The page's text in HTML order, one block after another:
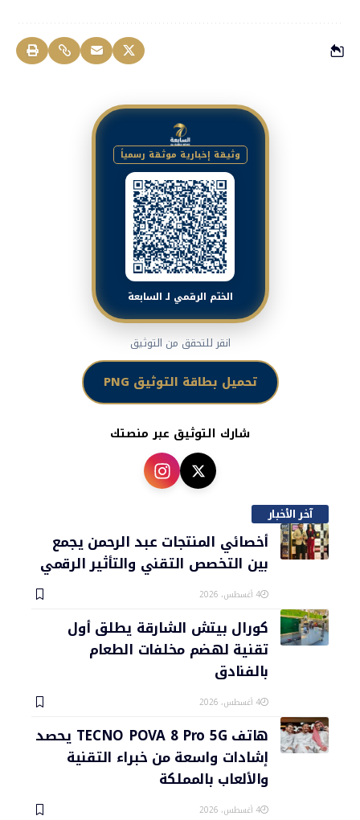
وثيقة إخبارية موثقة رسمياً
الختم الرقمي لـ السابعة
انقر للتحقق من التوثيق
تحميل بطاقة التوثيق PNG
شارك التوثيق عبر منصتك
آخر الأخبار
أخصائي المنتجات عبد الرحمن يجمع
بين التخصص التقني والتأثير الرقمي
4 أغسطس، 2026
كورال بيتش الشارقة يطلق أول
تقنية لهضم مخلفات الطعام
بالفنادق
4 أغسطس، 2026
هاتف TECNO POVA 8 Pro 5G يحصد
إشادات واسعة من خبراء التقنية
والألعاب بالمملكة
4 أغسطس، 2026